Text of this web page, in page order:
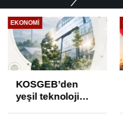
EKONOMI
KOSGEB’den
yeşil teknoloji